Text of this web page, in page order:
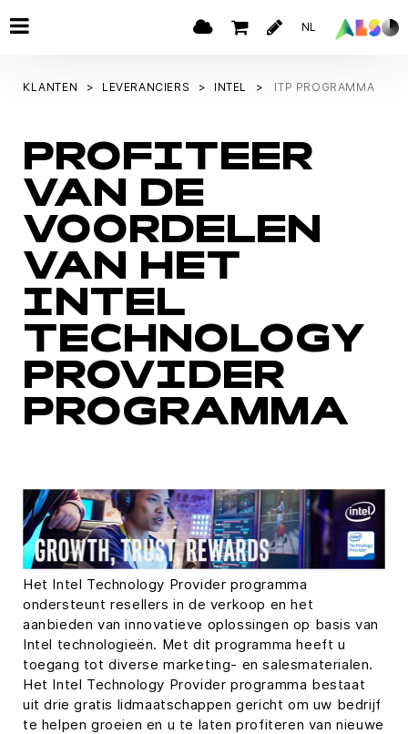
NL
KLANTEN LEVERANCIERS INTEL ITP PROGRAMMA
PROFITEER
VAN DE
VOORDELEN
VAN HET
INTEL
TECHNOLOGY
PROVIDER
PROGRAMMA
Het Intel Technology Provider programma
ondersteunt resellers in de verkoop en het
aanbieden van innovatieve oplossingen op basis van
Intel technologieën. Met dit programma heeft u
toegang tot diverse marketing- en salesmaterialen.
Het Intel Technology Provider programma bestaat
uit drie gratis lidmaatschappen gericht om uw bedrijf
te helpen groeien en u te laten profiteren van nieuwe